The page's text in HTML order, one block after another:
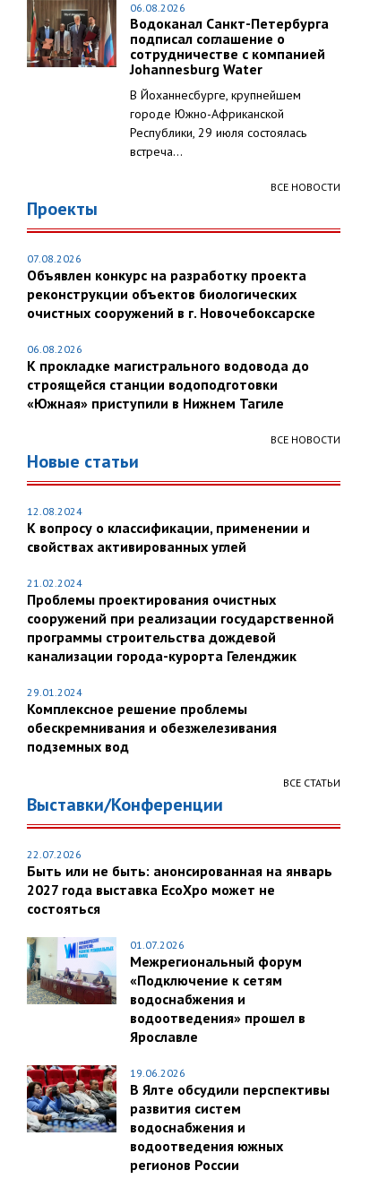
06.08.2026
Водоканал Санкт-Петербурга
подписал соглашение о
сотрудничестве с компанией
Johannesburg Water
В Йоханнесбурге, крупнейшем
городе Южно-Африканской
Республики, 29 июля состоялась
встреча...
ВСЕ НОВОСТИ
Проекты
07.08.2026
Объявлен конкурс на разработку проекта
реконструкции объектов биологических
очистных сооружений в г. Новочебоксарске
06.08.2026
К прокладке магистрального водовода до
строящейся станции водоподготовки
«Южная» приступили в Нижнем Тагиле
ВСЕ НОВОСТИ
Новые статьи
12.08.2024
К вопросу о классификации, применении и
свойствах активированных углей
21.02.2024
Проблемы проектирования очистных
сооружений при реализации государственной
программы строительства дождевой
канализации города-курорта Геленджик
29.01.2024
Комплексное решение проблемы
обескремнивания и обезжелезивания
подземных вод
ВСЕ СТАТЬИ
Выставки/Конференции
22.07.2026
Быть или не быть: анонсированная на январь
2027 года выставка EcoXpo может не
состояться
01.07.2026
Межрегиональный форум
«Подключение к сетям
водоснабжения и
водоотведения» прошел в
Ярославле
19.06.2026
В Ялте обсудили перспективы
развития систем
водоснабжения и
водоотведения южных
регионов России